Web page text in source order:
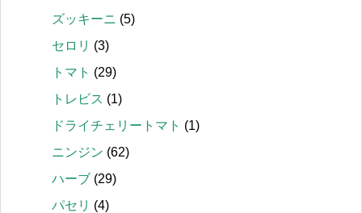
ズッキーニ (5)
セロリ (3)
トマト (29)
トレビス (1)
ドライチェリートマト (1)
ニンジン (62)
ハーブ (29)
パセリ (4)